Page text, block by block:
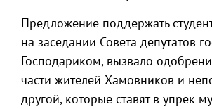
Предложение поддержать
на заседании Совета депутатов
Господариком, вызвало
части жителей Хамовников и
другой, которые ставят в упрек